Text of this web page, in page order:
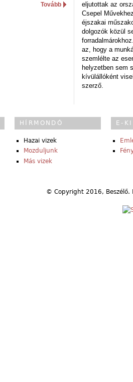
Tovább
eljutottak az
Csepel
éjszakai
dolgozók közül
az, hogy a
szemlélte az
helyzetben sem
kívülállóként
szerző.
HÍRMONDÓ
Hazai vizek
Mozduljunk
Más vizek
E-
© Copyright 2016,